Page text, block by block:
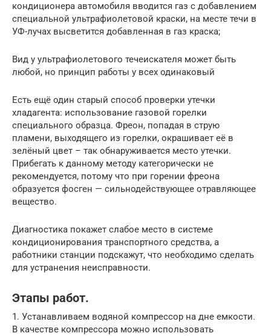
кондиционера автомобиля вводится газ с добавлением
специальной ультрафиолетовой краски, на месте течи в
УФ-лучах высветится добавленная в газ краска;
Вид у ультрафиолетового течеискателя может быть
любой, но принцип работы у всех одинаковый
Есть ещё один старый способ проверки утечки
хладагента: использование газовой горелки
специального образца. Фреон, попадая в струю
пламени, выходящего из горелки, окрашивает её в
зелёный цвет – так обнаруживается место утечки.
Прибегать к данному методу категорически не
рекомендуется, потому что при горении фреона
образуется фосген — сильнодействующее отравляющее
вещество.
Диагностика покажет слабое место в системе
кондиционирования транспортного средства, а
работники станции подскажут, что необходимо сделать
для устранения неисправности.
Этапы работ.
1. Устанавливаем водяной компрессор на дне емкости.
В качестве компрессора можно использовать